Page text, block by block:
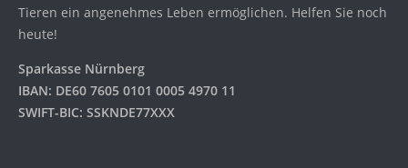
Tieren ein angenehmes Leben ermöglichen. Helfen Sie noch
heute!
Sparkasse Nürnberg
IBAN: DE60 7605 0101 0005 4970 11
SWIFT-BIC: SSKNDE77XXX